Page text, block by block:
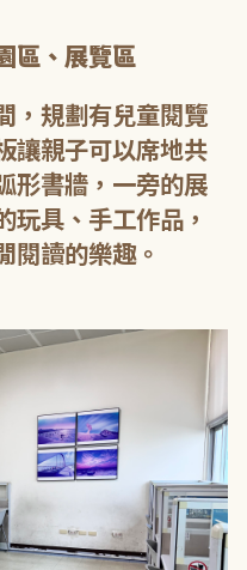
園區、展覽區
，規劃有兒童閱覽
讓親子可以席地共
形書牆，一旁的展
玩具、手工作品，
閱讀的樂趣。